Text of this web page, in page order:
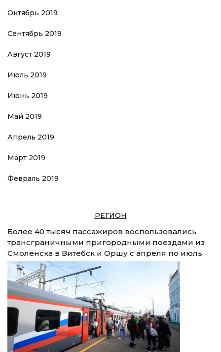
Октябрь 2019
Сентябрь 2019
Август 2019
Июль 2019
Июнь 2019
Май 2019
Апрель 2019
Март 2019
Февраль 2019
РЕГИОН
Более 40 тысяч пассажиров воспользовались
трансграничными пригородными поездами из
Смоленска в Витебск и Оршу с апреля по июль